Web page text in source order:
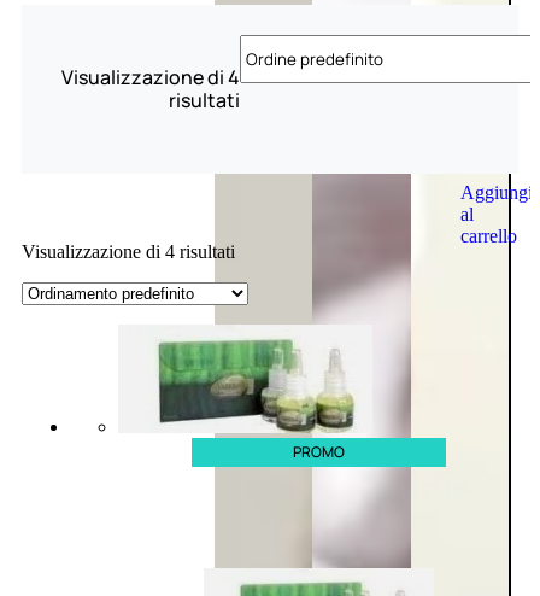
Aggiungi
al
carrello
Visualizzazione di 4
risultati
Visualizzazione di 4 risultati
PROMO